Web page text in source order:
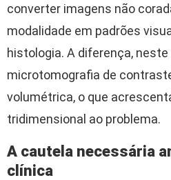
converter imagens não
modalidade em padrões
histologia. A diferença,
microtomografia de
volumétrica, o que
tridimensional ao problema.
A cautela necessária
clínica